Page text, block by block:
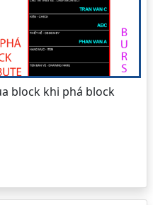
block khi phá block